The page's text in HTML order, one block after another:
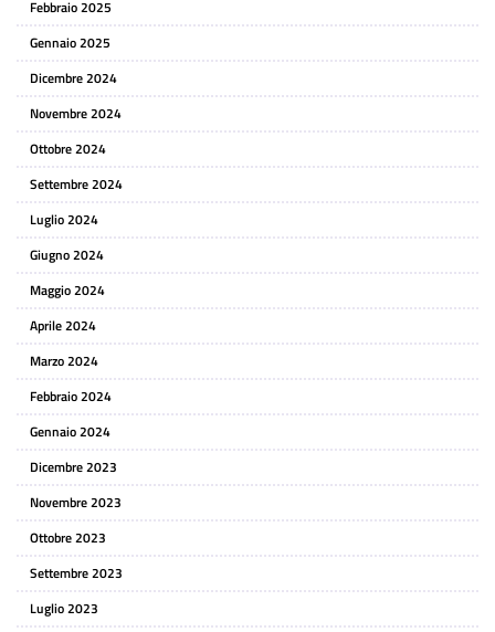
Febbraio 2025
Gennaio 2025
Dicembre 2024
Novembre 2024
Ottobre 2024
Settembre 2024
Luglio 2024
Giugno 2024
Maggio 2024
Aprile 2024
Marzo 2024
Febbraio 2024
Gennaio 2024
Dicembre 2023
Novembre 2023
Ottobre 2023
Settembre 2023
Luglio 2023